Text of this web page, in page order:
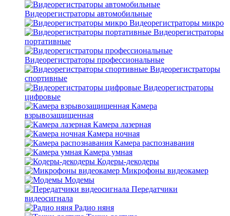
Видеорегистраторы автомобильные
Видеорегистраторы микро
Видеорегистраторы
портативные
Видеорегистраторы профессиональные
Видеорегистраторы
спортивные
Видеорегистраторы
цифровые
Камера
взрывозащищенная
Камера лазерная
Камера ночная
Камера распознавания
Камера умная
Кодеры-декодеры
Микрофоны видеокамер
Модемы
Передатчики
видеосигнала
Радио няня